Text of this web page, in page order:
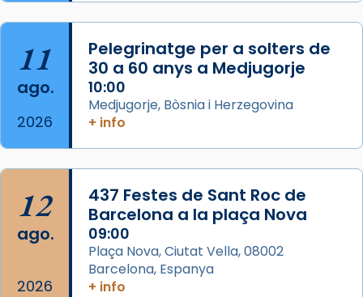
Acompanyant la història de sant Cugat, a
partir de l’Edat Mitjana sorgeix la tradició
que les santes Juliana (“relatiu a Júlia”) i
Semproniana (“relatiu a Semprònia =
eterna”) són deixebles seves. I l’any 1667, el
frare Joan Gaspar Roig, afirma en una obra
que les santes són filles de l’antiga Iluro.
Mataró en reivindicarà les relíq
Foto
View on Facebook · Share
11
ago.
2026
Pelegrinatge per a solters de
30 a 60 anys a Medjugorje
10:00
Medjugorje, Bòsnia i Herzegovina
+ info
12
ago.
2026
437 Festes de Sant Roc de
Barcelona a la plaça Nova
09:00
Plaça Nova, Ciutat Vella, 08002
Barcelona, Espanya
+ info